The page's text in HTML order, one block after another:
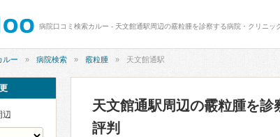
病院口コミ検索カルー - 天文館通駅周辺の霰粒腫を診察する病院・クリニッ
ルー 病院検索 霰粒腫 天文館通駅
天文館通駅周辺の霰粒腫を診
評判
辺